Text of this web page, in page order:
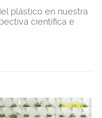
plástico en nuestra
científica e